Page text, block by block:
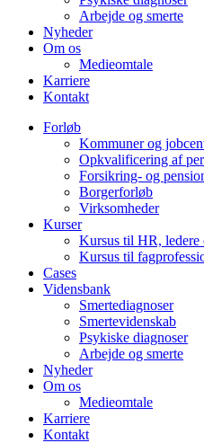
Arbejde og smerte
Nyheder
Om os
Medieomtale
Karriere
Kontakt
Forløb
Kommuner og
Opkvalificering af
Forsikring- og
Borgerforløb
Virksomheder
Kurser
Kursus til HR, ledere
Kursus til
Cases
Vidensbank
Smertediagnoser
Smertevidenskab
Psykiske diagnoser
Arbejde og smerte
Nyheder
Om os
Medieomtale
Karriere
Kontakt